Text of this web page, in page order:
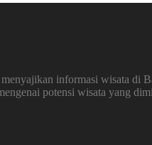
informasi wisata di
potensi wisata yang